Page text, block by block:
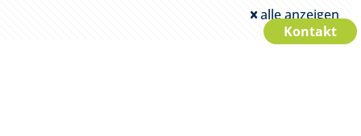
Kontakt
alle anzeigen